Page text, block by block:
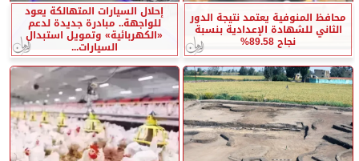
محافظ المنوفية يعتمد نتيجة الدور
الثاني للشهادة الإعدادية بنسبة
نجاح 89.58%
إحلال السيارات المتهالكة يعود
للواجهة.. مبادرة جديدة لدعم
«الكهربائية» وتمويل استبدال
السيارات...